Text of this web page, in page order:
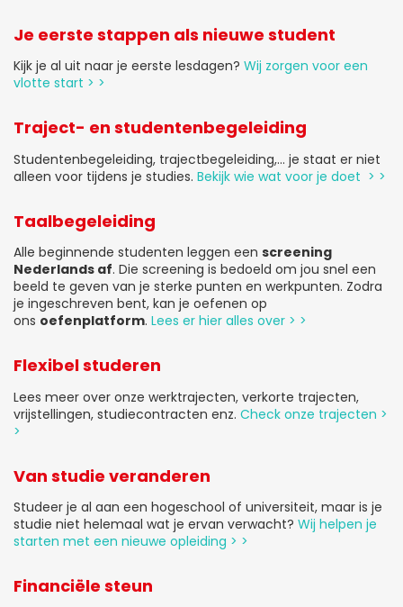
Je eerste stappen als nieuwe student
Kijk je al uit naar je eerste lesdagen? Wij zorgen voor een
vlotte start > >
Traject- en studentenbegeleiding
Studentenbegeleiding, trajectbegeleiding,... je staat er niet
alleen voor tijdens je studies. Bekijk wie wat voor je doet > >
Taalbegeleiding
Alle beginnende studenten leggen een screening
Nederlands af. Die screening is bedoeld om jou snel een
beeld te geven van je sterke punten en werkpunten. Zodra
je ingeschreven bent, kan je oefenen op
ons oefenplatform. Lees er hier alles over > >
Flexibel studeren
Lees meer over onze werktrajecten, verkorte trajecten,
vrijstellingen, studiecontracten enz. Check onze trajecten >
>
Van studie veranderen
Studeer je al aan een hogeschool of universiteit, maar is je
studie niet helemaal wat je ervan verwacht? Wij helpen je
starten met een nieuwe opleiding > >
Financiële steun